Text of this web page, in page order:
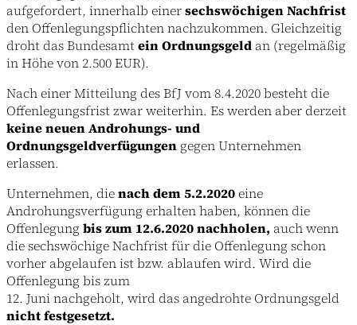
aufgefordert, innerhalb einersechswöchigen Nachfrist
den Offenlegungspflichten nachzukommen. Gleichzeitig
droht das Bundesamtein Ordnungsgeld an (regelmäßig
in Höhe von 2.500 EUR).
Nach einer Mitteilung des BfJ vom 8.4.2020 besteht die
Offenlegungsfrist zwar weiterhin. Es werden aber derzeit
keine neuen Androhungs- und
Ordnungsgeldverfügungen gegen Unternehmen
erlassen.
Unternehmen, dienach dem 5.2.2020 eine
Androhungsverfügung erhalten haben, können die
Offenlegungbis zum 12.6.2020 nachholen, auch wenn
die sechswöchige Nachfrist für die Offenlegung schon
vorher abgelaufen ist bzw. ablaufen wird. Wird die
Offenlegung bis zum
12. Juni nachgeholt, wird das angedrohte Ordnungsgeld
nicht festgesetzt.